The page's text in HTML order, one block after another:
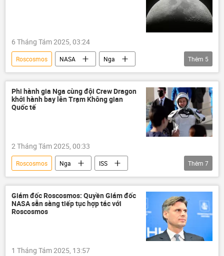
6 Tháng Tám 2025, 03:24
Roscosmos NASA
Nga
Hoa Kỳ
Mặt trăng
thông tin
Thế giới
phương Tây Trung Quốc
Thêm 5
Phi hành gia Nga cùng đội Crew Dragon
khởi hành bay lên Trạm Không gian
Quốc tế
2 Tháng Tám 2025, 00:33
Roscosmos Nga
ISS
không gian
NASA
thông tin
Hoa Kỳ
Thế giới
Phi hành gia
Nhật Bản
Thêm 7
Giám đốc Roscosmos: Quyền Giám đốc
NASA sẵn sàng tiếp tục hợp tác với
Roscosmos
1 Tháng Tám 2025, 13:57